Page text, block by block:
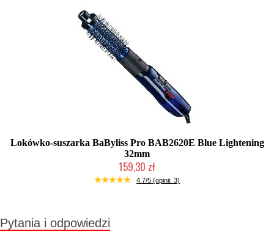
Lokówko-suszarka BaByliss Pro BAB2620E Blue Lightening
32mm
159,30 zł
Mała ilość (wysyłka w 24h)
4.7/5 (opinii: 3)
Pytania i odpowiedzi